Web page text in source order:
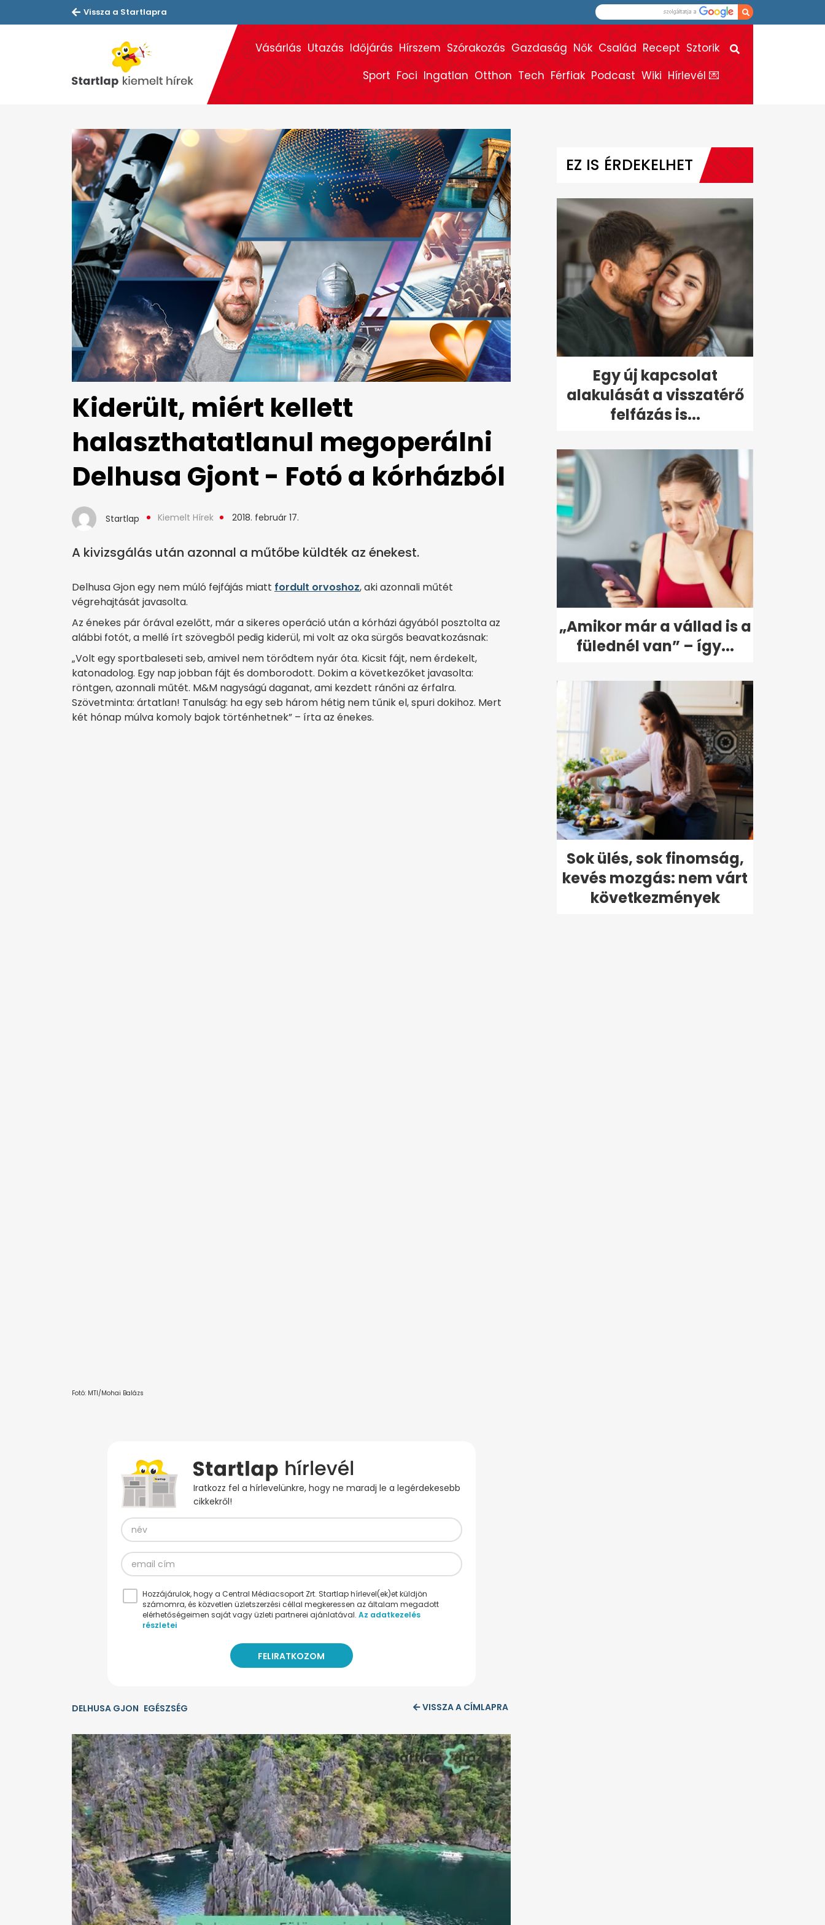
Vissza a Startlapra
Vásárlás Utazás Időjárás Hírszem Szórakozás Gazdaság Nők Család Recept Sztorik
Sport Foci Ingatlan Otthon Tech Férfiak Podcast Wiki Hírlevél 💌
Kiderült, miért kellett
halaszthatatlanul megoperálni
Delhusa Gjont - Fotó a kórházból
Startlap Kiemelt Hírek 2018. február 17.
A kivizsgálás után azonnal a műtőbe küldték az énekest.
Delhusa Gjon egy nem múló fejfájás miatt fordult orvoshoz, aki azonnali műtét
végrehajtását javasolta.
Az énekes pár órával ezelőtt, már a sikeres operáció után a kórházi ágyából posztolta az
alábbi fotót, a mellé írt szövegből pedig kiderül, mi volt az oka sürgős beavatkozásnak:
„Volt egy sportbaleseti seb, amivel nem törődtem nyár óta. Kicsit fájt, nem érdekelt,
katonadolog. Egy nap jobban fájt és domborodott. Dokim a következőket javasolta:
röntgen, azonnali műtét. M&M nagyságú daganat, ami kezdett ránőni az érfalra.
Szövetminta: ártatlan! Tanulság: ha egy seb három hétig nem tűnik el, spuri dokihoz. Mert
két hónap múlva komoly bajok történhetnek” – írta az énekes.
Fotó: MTI/Mohai Balázs
Iratkozz fel a hírlevelünkre, hogy ne maradj le a legérdekesebb
cikkekről!
Hozzájárulok, hogy a Central Médiacsoport Zrt. Startlap hírlevel(ek)et küldjön
számomra, és közvetlen üzletszerzési céllal megkeressen az általam megadott
elérhetőségeimen saját vagy üzleti partnerei ajánlatával. Az adatkezelés
részletei
DELHUSA GJON EGÉSZSÉG VISSZA A CÍMLAPRA
EZ IS ÉRDEKELHET
Egy új kapcsolat
alakulását a visszatérő
felfázás is...
„Amikor már a vállad is a
fülednél van” – így...
Sok ülés, sok finomság,
kevés mozgás: nem várt
következmények